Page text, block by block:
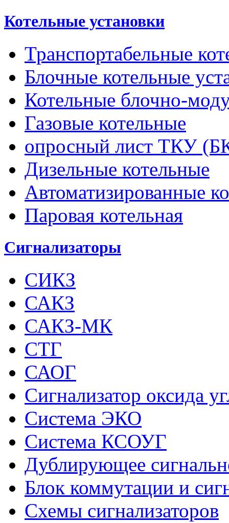
Котельные установки
Транспортабельные
Блочные котельные
Котельные блочно-
Газовые котельные
опросный лист ТКУ
Дизельные котельные
Автоматизированные
Паровая котельная
Сигнализаторы
СИКЗ
САКЗ
САКЗ-МК
СТГ
САОГ
Сигнализатор оксида
Система ЭКО
Система КСОУГ
Дублирующее
Блок коммутации и
Схемы сигнализаторов